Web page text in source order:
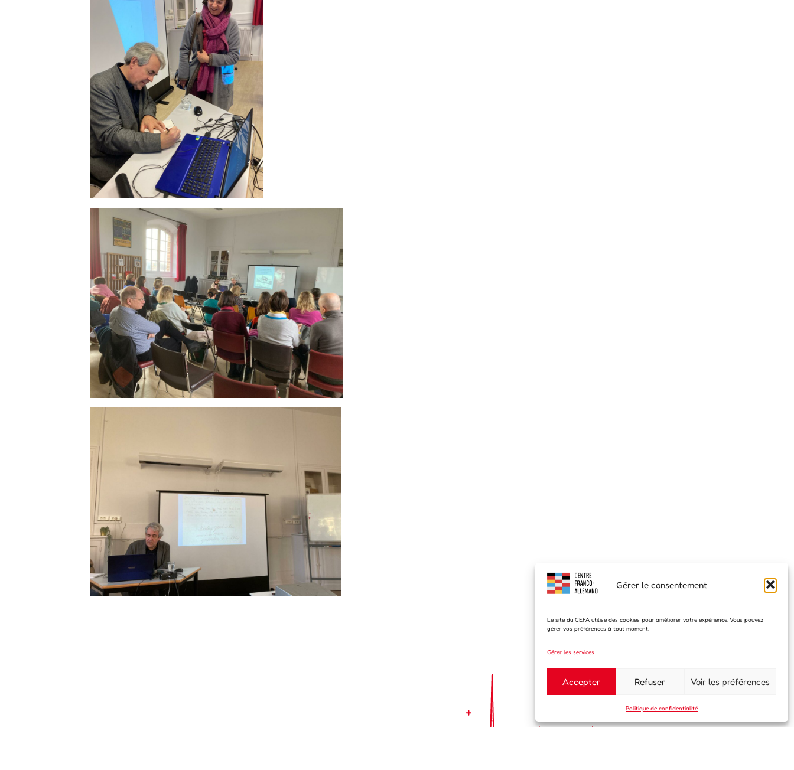
Gérer le consentement
Le site du CEFA utilise des cookies pour améliorer votre expérience. Vous pouvez
gérer vos préférences à tout moment.
Gérer les services
Accepter Refuser Voir les préférences
Politique de confidentialité